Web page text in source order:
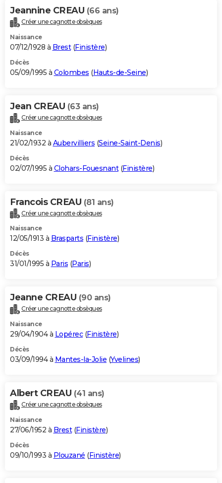
Jeannine CREAU (66 ans)
Créer une cagnotte obsèques
Naissance
07/12/1928 à Brest(Finistère)
Décès
05/09/1995 à Colombes (Hauts-de-Seine)
Jean CREAU (63 ans)
Créer une cagnotte obsèques
Naissance
21/02/1932 à Aubervilliers (Seine-Saint-Denis)
Décès
02/07/1995 à Clohars-Fouesnant(Finistère)
Francois CREAU (81 ans)
Créer une cagnotte obsèques
Naissance
12/05/1913 à Brasparts (Finistère)
Décès
31/01/1995 à Paris (Paris)
Jeanne CREAU (90 ans)
Créer une cagnotte obsèques
Naissance
29/04/1904 à Lopérec(Finistère)
Décès
03/09/1994 à Mantes-la-Jolie (Yvelines)
Albert CREAU (41 ans)
Créer une cagnotte obsèques
Naissance
27/06/1952 à Brest(Finistère)
Décès
09/10/1993 à Plouzané (Finistère)